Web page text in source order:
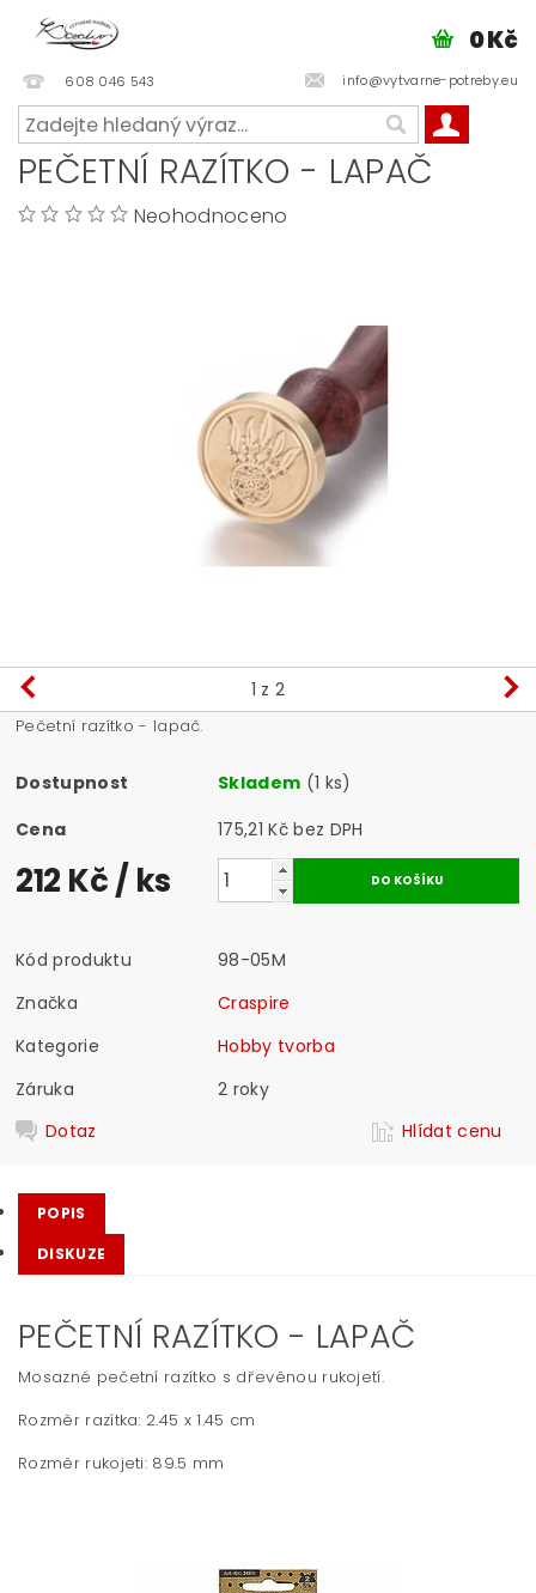
608 046 543 info@vytvarne-potreby.eu
0 Kč
PEČETNÍ RAZÍTKO - LAPAČ
Neohodnoceno
1 z 2
Pečetní razítko - lapač.
Dostupnost Skladem (1 ks)
Cena
175,21 Kč bez DPH
212 Kč/ ks
Kód produktu
98-05M
Značka
Craspire
Kategorie
Hobby tvorba
Záruka
2 roky
Dotaz
Hlídat cenu
POPIS
DISKUZE
PEČETNÍ RAZÍTKO - LAPAČ
Mosazné pečetní razítko s dřevěnou rukojetí.
Rozměr razítka: 2.45 x 1.45 cm
Rozměr rukojeti: 89.5 mm